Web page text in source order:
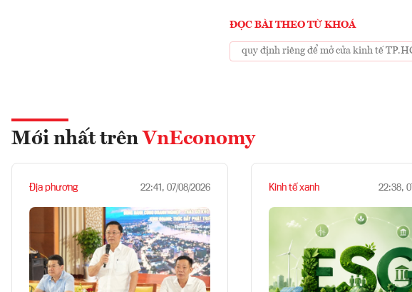
ĐỌC BÀI THEO TỪ KHOÁ
quy định riêng để mở cửa kinh tế
Mới nhất trên VnEconomy
Địa phương 22:41, 07/08/2026 Kinh tế xanh 22:38,